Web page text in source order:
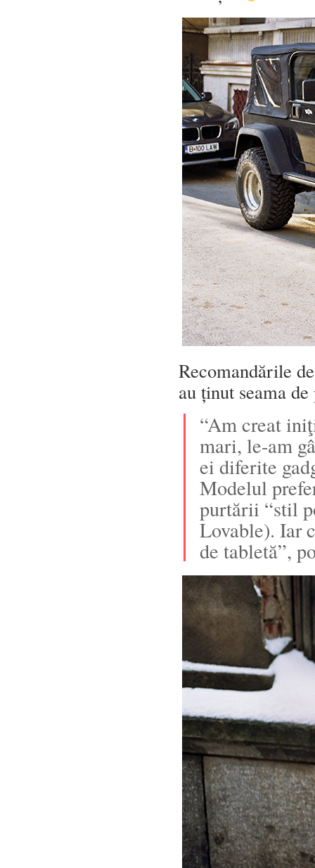
Recomandările
au ținut seama
“Am creat
mari, le-am
ei diferite
Modelul
purtării “stil
Lovable). Iar
de tabletă”,